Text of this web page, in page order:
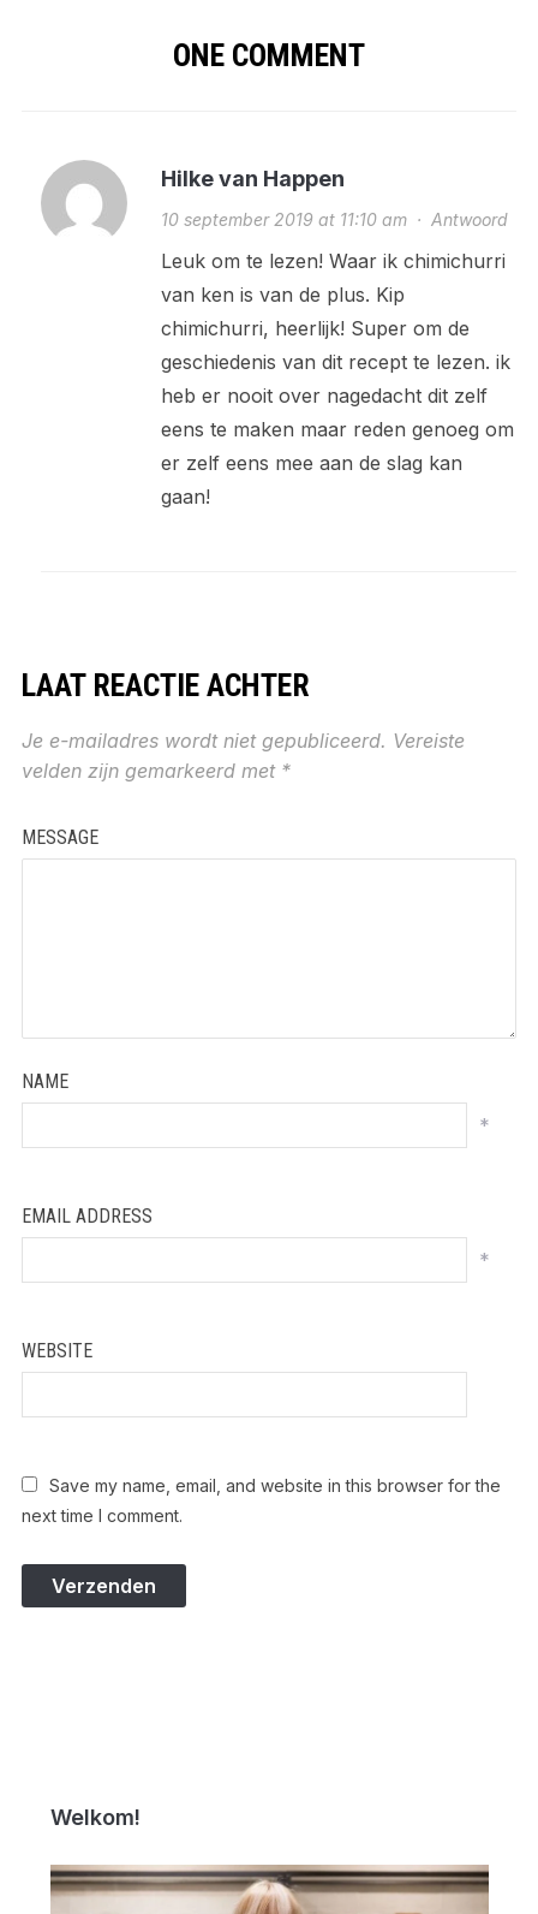
ONE COMMENT
Hilke van Happen
10 september 2019 at 11:10 am· Antwoord
Leuk om te lezen! Waar ik chimichurri
van ken is van de plus. Kip
chimichurri, heerlijk! Super om de
geschiedenis van dit recept te lezen. ik
heb er nooit over nagedacht dit zelf
eens te maken maar reden genoeg om
er zelf eens mee aan de slag kan
gaan!
LAAT REACTIE ACHTER
Je e-mailadres wordt niet gepubliceerd. Vereiste
velden zijn gemarkeerd met *
MESSAGE
NAME
*
EMAIL ADDRESS
*
WEBSITE
Save my name, email, and website in this browser for the
next time I comment.
Welkom!